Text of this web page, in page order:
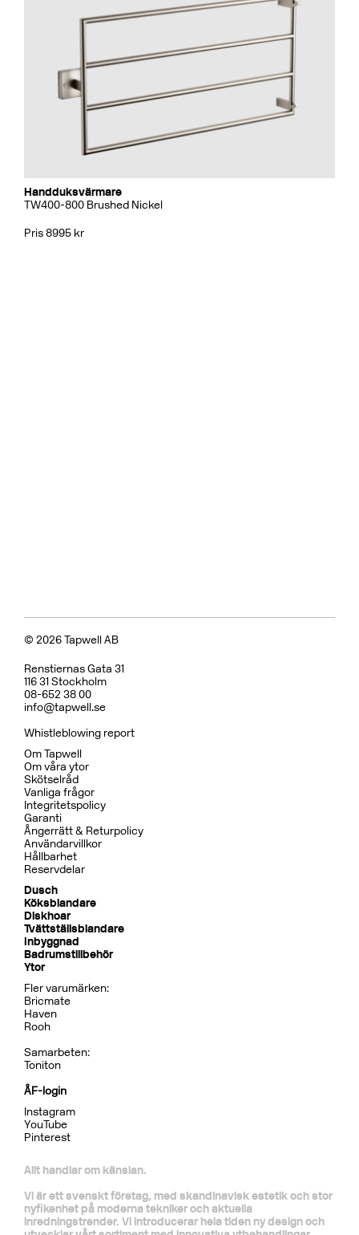
Handduksvärmare
TW400-800 Brushed Nickel
Pris 8995 kr
© 2026 Tapwell AB
Renstiernas Gata 31
116 31 Stockholm
08-652 38 00
info@tapwell.se
Whistleblowing report
Om Tapwell
Om våra ytor
Skötselråd
Vanliga frågor
Integritetspolicy
Garanti
Ångerrätt & Returpolicy
Användarvillkor
Hållbarhet
Reservdelar
Dusch
Köksblandare
Diskhoar
Tvättställsblandare
Inbyggnad
Badrumstillbehör
Ytor
Fler varumärken:
Bricmate
Haven
Rooh
Samarbeten:
Toniton
ÅF-login
Allt handlar om känslan.
Vi är ett svenskt företag, med skandinavisk estetik och stor
nyfikenhet på moderna tekniker och aktuella
inredningstrender. Vi introducerar hela tiden ny design och
Instagram
YouTube
Pinterest